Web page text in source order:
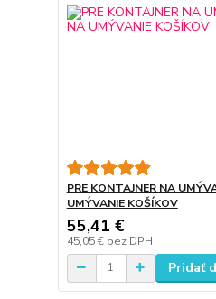
PRE KONTAJNER NA
UMÝVANIE KOŠÍKOV
55,41 €
45,05 € bez DPH
Pridať